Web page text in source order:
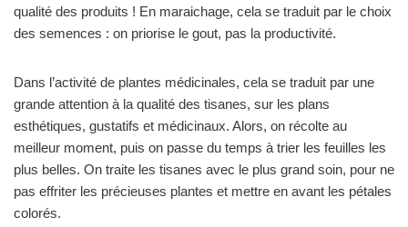
qualité des produits ! En maraichage, cela se traduit par le choix
des semences : on priorise le gout, pas la productivité.
Dans l’activité de plantes médicinales, cela se traduit par une
grande attention à la qualité des tisanes, sur les plans
esthétiques, gustatifs et médicinaux. Alors, on récolte au
meilleur moment, puis on passe du temps à trier les feuilles les
plus belles. On traite les tisanes avec le plus grand soin, pour ne
pas effriter les précieuses plantes et mettre en avant les pétales
colorés.